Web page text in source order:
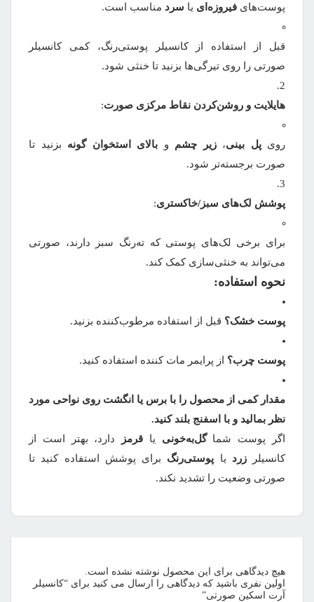
پوست‌های فیروزه‌ای یا سرد مناسب است.
قبل از استفاده از کانسیلر پوستی‌رنگ، کمی کانسیلر
صورتی را روی تیرگی‌ها بزنید تا خنثی شود.
هایلایت و روشن‌کردن نقاط مرکزی صورت:
رویپل بینی،زیر چشم و بالای استخوان گونه بزنید تا
صورت برجسته‌تر شود.
پوشش لک‌های سبز/خاکستری:
برای برخی لک‌های پوستی که ته‌رنگ سبز دارند، صورتی
می‌تواند به خنثی‌سازی کمک کند.
نحوه استفاده:
پوست خشک؟ قبل از استفاده مرطوب‌کننده بزنید.
پوست چرب؟ از پرایمر مات کننده استفاده کنید.
مقدار کمی از محصول را با برس یا انگشت روی نواحی مورد
نظر بمالید و با اسفنج بلند کنید.
اگر پوست شماگل‌به‌خونی یا قرمز
دارد، بهتر است از
کانسیلرزرد یا پوستی‌رنگ برای پوشش استفاده کنید تا
صورتی وضعیت را تشدید نکند.
هیچ دیدگاهی برای این محصول نوشته نشده است.
اولین نفری باشید که دیدگاهی را ارسال می کنید برای “کانسیلر
آرت اسکین صورتی”